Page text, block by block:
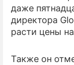
даже
директора
расти цены
Также он